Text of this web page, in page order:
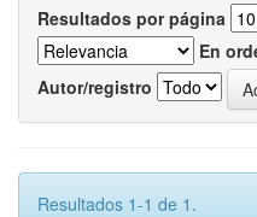
Resultados por página
En
Autor/registro
Resultados 1-1 de 1.